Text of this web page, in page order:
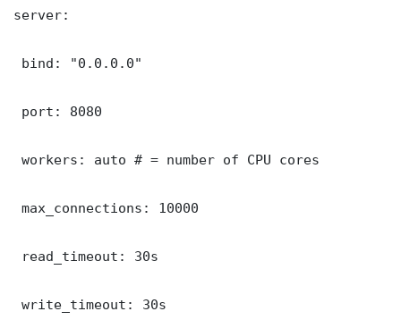
server:
bind: "0.0.0.0"
port: 8080
workers: auto # = number of CPU cores
max_connections: 10000
read_timeout: 30s
write_timeout: 30s